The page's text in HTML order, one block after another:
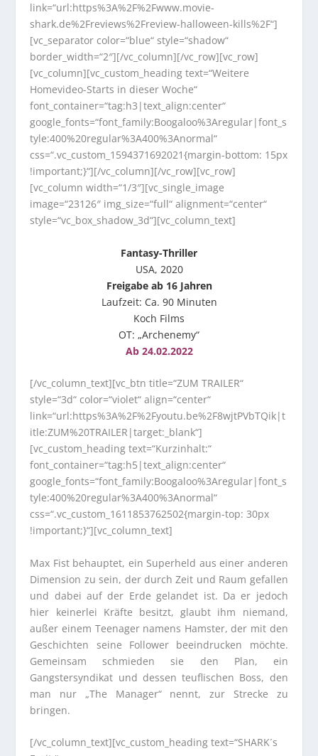
link=“url:https%3A%2F%2Fwww.movie-
shark.de%2Freviews%2Freview-halloween-kills%2F“]
[vc_separator color=“blue“ style=“shadow“
border_width=“2″][/vc_column][/vc_row][vc_row]
[vc_column][vc_custom_heading text=“Weitere
Homevideo-Starts in dieser Woche“
font_container=“tag:h3|text_align:center“
google_fonts=“font_family:Boogaloo%3Aregular|font_s
tyle:400%20regular%3A400%3Anormal“
css=“.vc_custom_1594371692021{margin-bottom: 15px
!important;}“][/vc_column][/vc_row][vc_row]
[vc_column width=“1/3″][vc_single_image
image=“23126″ img_size=“full“ alignment=“center“
style=“vc_box_shadow_3d“][vc_column_text]
Fantasy-Thriller
USA, 2020
Freigabe ab 16 Jahren
Laufzeit: Ca. 90 Minuten
Koch Films
OT: „Archenemy“
Ab 24.02.2022
[/vc_column_text][vc_btn title=“ZUM TRAILER“
style=“3d“ color=“violet“ align=“center“
link=“url:https%3A%2F%2Fyoutu.be%2F8wjtPVbTQik|t
itle:ZUM%20TRAILER|target:_blank“]
[vc_custom_heading text=“Kurzinhalt:“
font_container=“tag:h5|text_align:center“
google_fonts=“font_family:Boogaloo%3Aregular|font_s
tyle:400%20regular%3A400%3Anormal“
css=“.vc_custom_1611853762502{margin-top: 30px
!important;}“][vc_column_text]
Max Fist behauptet, ein Superheld aus einer anderen
Dimension zu sein, der durch Zeit und Raum gefallen
und dabei auf der Erde gelandet ist. Da er jedoch
hier keinerlei Kräfte besitzt, glaubt ihm niemand,
außer einem Teenager namens Hamster, der mit den
Geschichten seine Follower beeindrucken möchte.
Gemeinsam schmieden sie den Plan, ein
Gangstersyndikat und dessen teuflischen Boss, den
man nur „The Manager“ nennt, zur Strecke zu
bringen.
[/vc_column_text][vc_custom_heading text=“SHARK´s